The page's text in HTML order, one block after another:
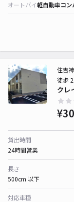
オートバイ軽自動車コ
クレ
住吉
徒歩
貸出時間
24時間営業
長さ
500cm 以下
対応車種